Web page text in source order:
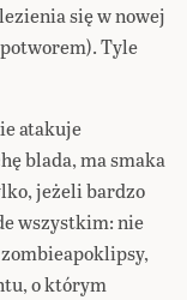
się w nowej
Tyle
atakuje
blada, ma smaka
jeżeli bardzo
wszystkim: nie
o którym